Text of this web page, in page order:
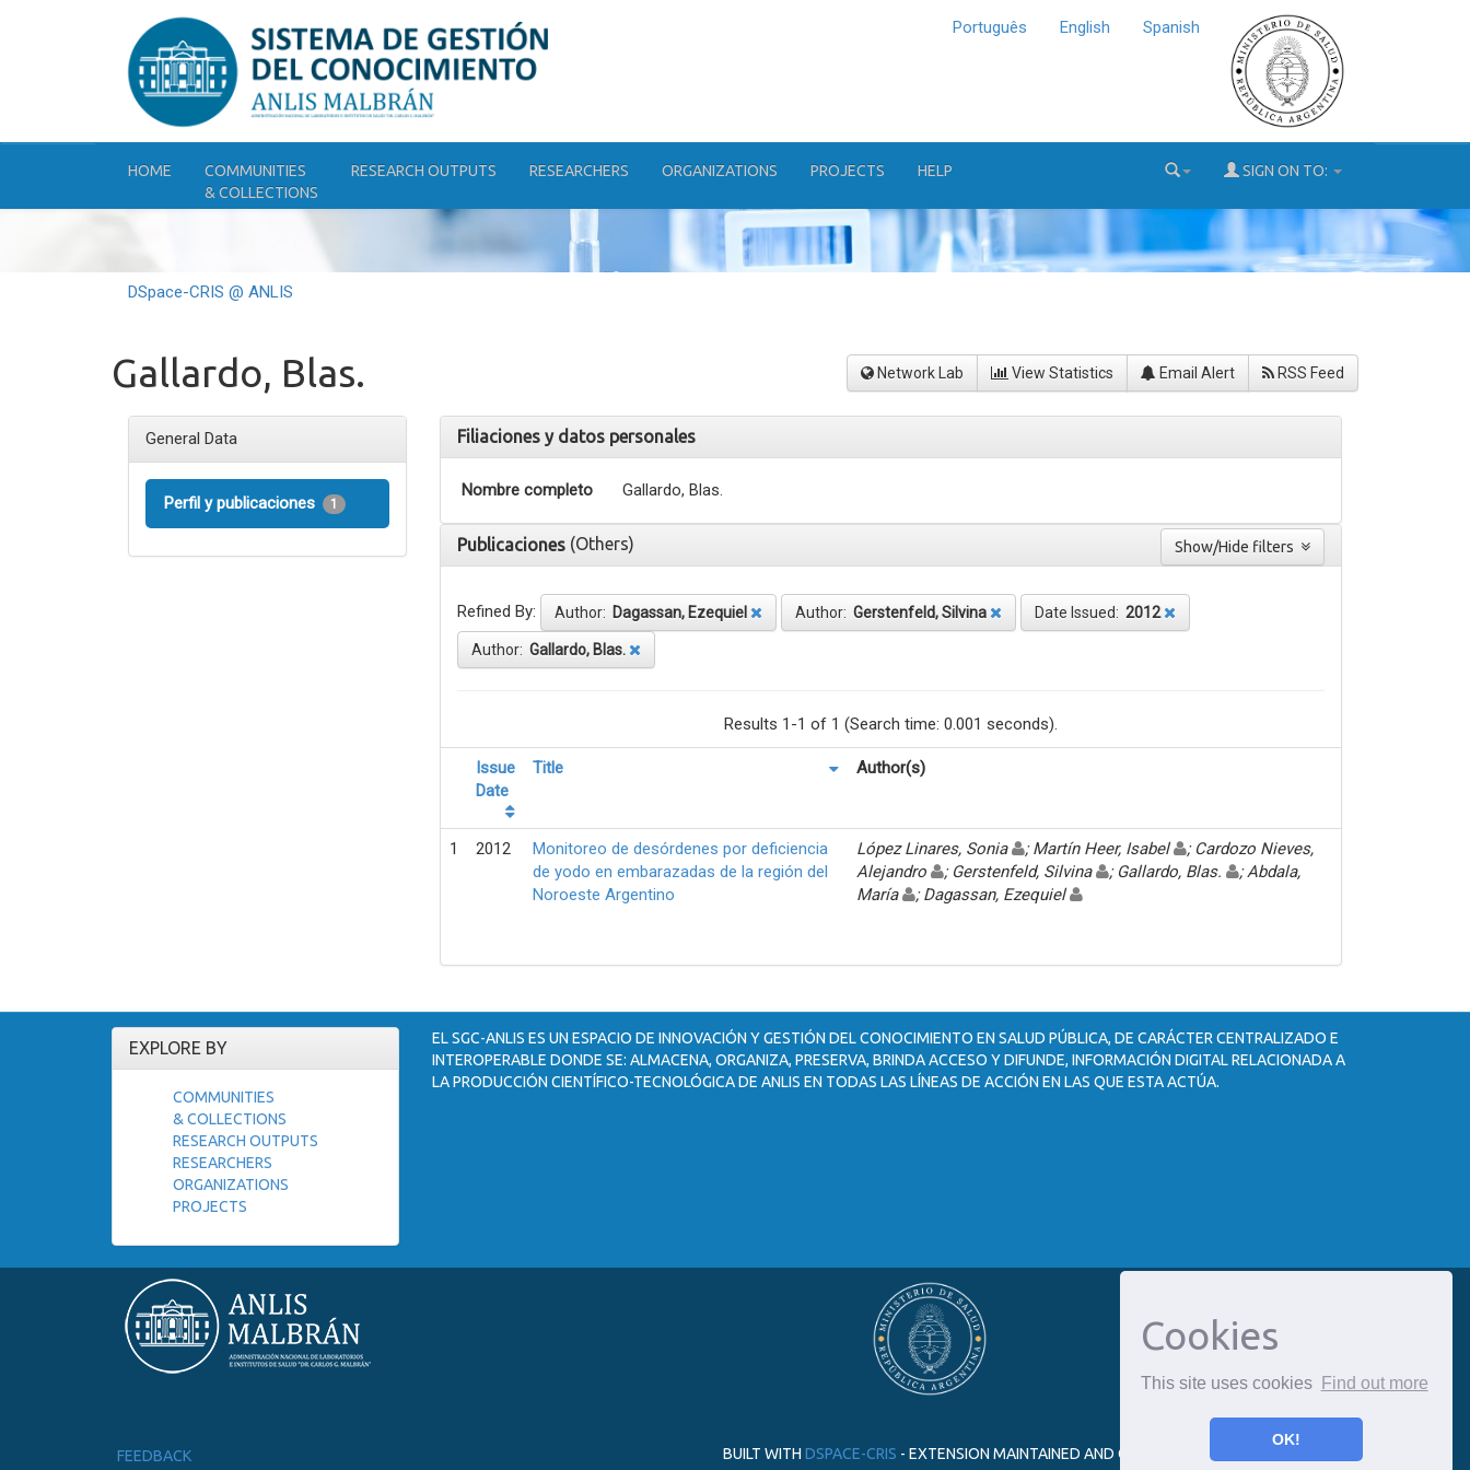
Cookies
This site uses cookies Find out more
OK!
Português English Spanish
HOME
COMMUNITIES
& COLLECTIONS
RESEARCH OUTPUTS RESEARCHERS ORGANIZATIONS PROJECTS HELP SIGN ON TO:
DSpace-CRIS @ ANLIS
Gallardo, Blas. Network Lab View Statistics Email Alert RSS Feed
General Data
Perfil y publicaciones 1
Filiaciones y datos personales
Nombre completo Gallardo, Blas.
Publicaciones (Others)
Refined By: Author: Dagassan, Ezequiel Author: Gerstenfeld, Silvina Date Issued: 2012
Author: Gallardo, Blas.
Results 1-1 of 1 (Search time: 0.001 seconds).
Issue
Date
Title Author(s)
1 2012
Monitoreo de desórdenes por deficiencia
de yodo en embarazadas de la región del
Noroeste Argentino
López Linares, Sonia ; Martín Heer, Isabel
; Cardozo Nieves,
Alejandro
; Gerstenfeld, Silvina ; Gallardo, Blas.
; Abdala,
María
; Dagassan, Ezequiel
EXPLORE BY
COMMUNITIES
& COLLECTIONS
RESEARCH OUTPUTS
RESEARCHERS
ORGANIZATIONS
PROJECTS
EL SGC-ANLIS ES UN ESPACIO DE INNOVACIÓN Y GESTIÓN DEL CONOCIMIENTO EN SALUD PÚBLICA, DE CARÁCTER CENTRALIZADO E
INTEROPERABLE DONDE SE: ALMACENA, ORGANIZA, PRESERVA, BRINDA ACCESO Y DIFUNDE, INFORMACIÓN DIGITAL RELACIONADA A
LA PRODUCCIÓN CIENTÍFICO-TECNOLÓGICA DE ANLIS EN TODAS LAS LÍNEAS DE ACCIÓN EN LAS QUE ESTA ACTÚA.
FEEDBACK BUILT WITH DSPACE-CRIS - EXTENSION MAINTAINED AND OPTIMIZED BY